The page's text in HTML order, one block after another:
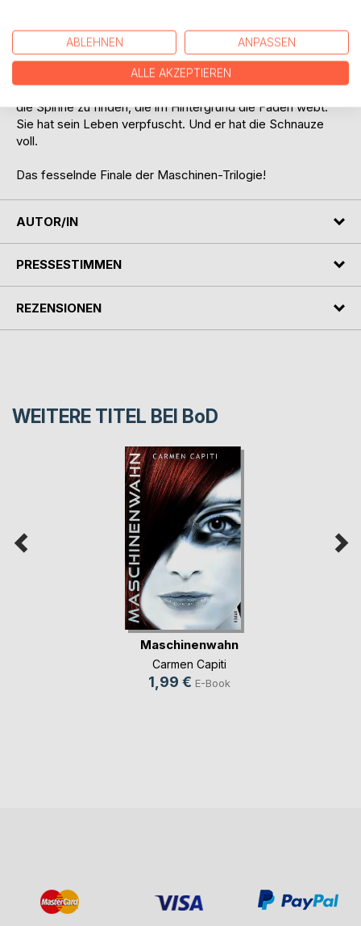
Dokumenten entdeckt? Ist es mehr als nur Zufall?
Immer weiter verstrickt sich Sam in ein Netz aus
mysteriösen Vorfällen und Täuschungen - in der Hoffnung,
die Spinne zu finden, die im Hintergrund die Fäden webt.
Sie hat sein Leben verpfuscht. Und er hat die Schnauze
voll.
Das fesselnde Finale der Maschinen-Trilogie!
AUTOR/IN
PRESSESTIMMEN
REZENSIONEN
WEITERE TITEL BEI BoD
Maschinenwahn
Carmen Capiti
1,99 € E-Book
ABLEHNEN ANPASSEN
ALLE AKZEPTIEREN